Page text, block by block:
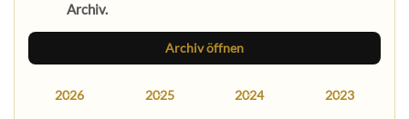
Archiv.
Archiv öffnen
2026 2025 2024 2023